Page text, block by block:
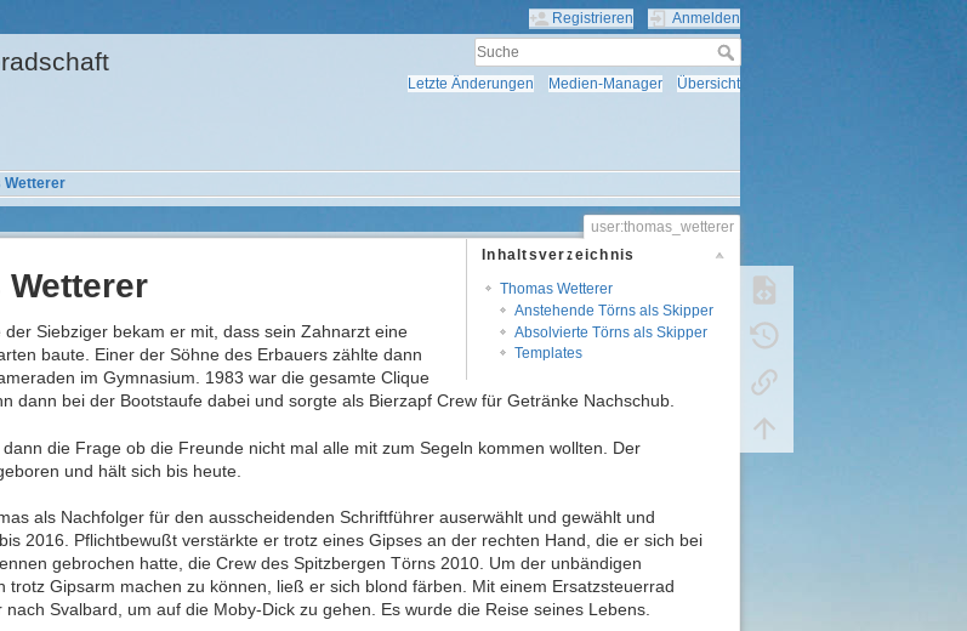
Registrieren Anmelden
Letzte Änderungen Medien-Manager Übersicht
Wetterer
user:thomas_wetterer
Inhaltsverzeichnis
Thomas Wetterer
Anstehende Törns als Skipper
Absolvierte Törns als Skipper
Templates
Wetterer
der Siebziger bekam er mit, dass sein Zahnarzt eine
baute. Einer der Söhne des Erbauers zählte dann
im Gymnasium. 1983 war die gesamte Clique
dann bei der Bootstaufe dabei und sorgte als Bierzapf Crew für Getränke Nachschub.
die Frage ob die Freunde nicht mal alle mit zum Segeln kommen wollten. Der
und hält sich bis heute.
als Nachfolger für den ausscheidenden Schriftführer auserwählt und gewählt und
2016. Pflichtbewußt verstärkte er trotz eines Gipses an der rechten Hand, die er sich bei
gebrochen hatte, die Crew des Spitzbergen Törns 2010. Um der unbändigen
trotz Gipsarm machen zu können, ließ er sich blond färben. Mit einem Ersatzsteuerrad
nach Svalbard, um auf die Moby-Dick zu gehen. Es wurde die Reise seines Lebens.